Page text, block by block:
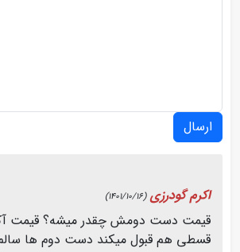
ارسال
اکرم گودرزی (1401/10/16)
قیمت دست دومش چقدر میشه؟ قیمت
قسطی هم قبول میکند دست دوم ها